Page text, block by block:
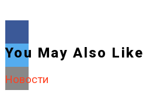
You May Also Like
Новости